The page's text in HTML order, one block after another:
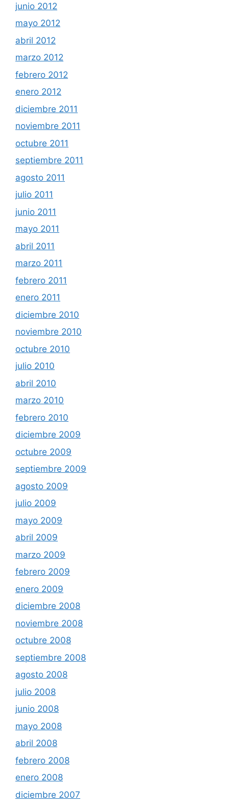
junio 2012
mayo 2012
abril 2012
marzo 2012
febrero 2012
enero 2012
diciembre 2011
noviembre 2011
octubre 2011
septiembre 2011
agosto 2011
julio 2011
junio 2011
mayo 2011
abril 2011
marzo 2011
febrero 2011
enero 2011
diciembre 2010
noviembre 2010
octubre 2010
julio 2010
abril 2010
marzo 2010
febrero 2010
diciembre 2009
octubre 2009
septiembre 2009
agosto 2009
julio 2009
mayo 2009
abril 2009
marzo 2009
febrero 2009
enero 2009
diciembre 2008
noviembre 2008
octubre 2008
septiembre 2008
agosto 2008
julio 2008
junio 2008
mayo 2008
abril 2008
febrero 2008
enero 2008
diciembre 2007